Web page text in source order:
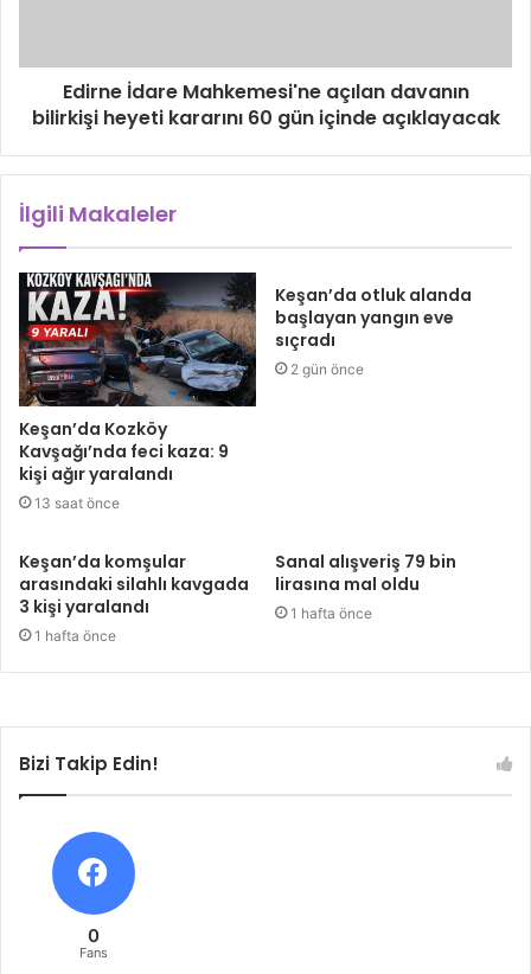
Edirne İdare Mahkemesi'ne açılan davanın
bilirkişi heyeti kararını 60 gün içinde açıklayacak
İlgili Makaleler
Keşan’da Kozköy
Kavşağı’nda feci kaza: 9
kişi ağır yaralandı
13 saat önce
Keşan’da otluk alanda
başlayan yangın eve
sıçradı
2 gün önce
Keşan’da komşular
arasındaki silahlı kavgada
3 kişi yaralandı
1 hafta önce
Sanal alışveriş 79 bin
lirasına mal oldu
1 hafta önce
Bizi Takip Edin!
0
Fans